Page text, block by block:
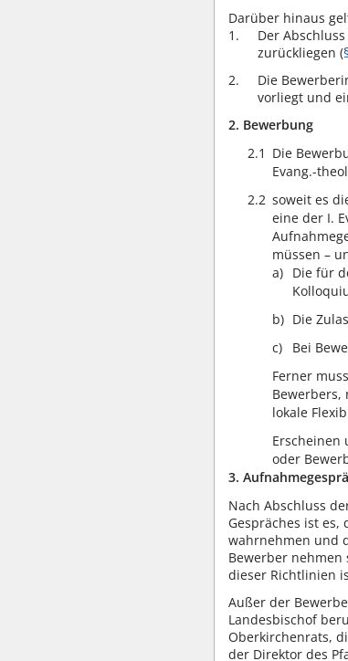
Darüber hinaus
Der
zurückliegen (
Die
vorliegt und
2. Bewerbung
2.1 Die
Evang.-
2.2 soweit es
eine der I.
müssen –
Die für
Die
Bei
Ferner
Bewerbers,
lokale
Erscheinen
oder
3.
Nach Abschluss
Gespräches ist
wahrnehmen und
Bewerber nehmen
dieser Richtlinien
Außer der
Landesbischof
Oberkirchenrats,
der Direktor des